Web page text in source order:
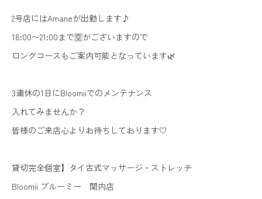
2号店にはAmaneが出勤します♪
18:00〜21:00まで🈳がございますので
ロングコースもご案内可能となっています🌿
3連休の1日にBloomiiでのメンテナンス
入れてみませんか？
皆様のご来店心よりお待ちしております🤍
貸切完全個室】タイ古式マッサージ・ストレッチ
Bloomii ブルーミー 関内店